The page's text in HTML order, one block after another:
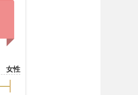
女性